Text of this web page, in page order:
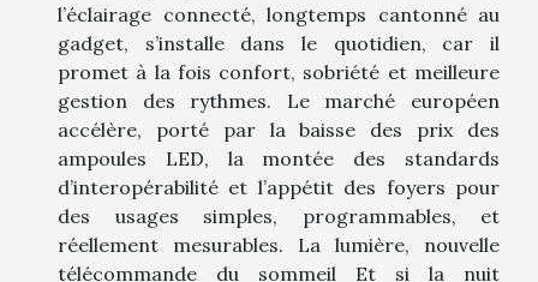
l’éclairage connecté, longtemps cantonné au
gadget, s’installe dans le quotidien, car il
promet à la fois confort, sobriété et meilleure
gestion des rythmes. Le marché européen
accélère, porté par la baisse des prix des
ampoules LED, la montée des standards
d’interopérabilité et l’appétit des foyers pour
des usages simples, programmables, et
réellement mesurables. La lumière, nouvelle
télécommande du sommeil Et si la nuit